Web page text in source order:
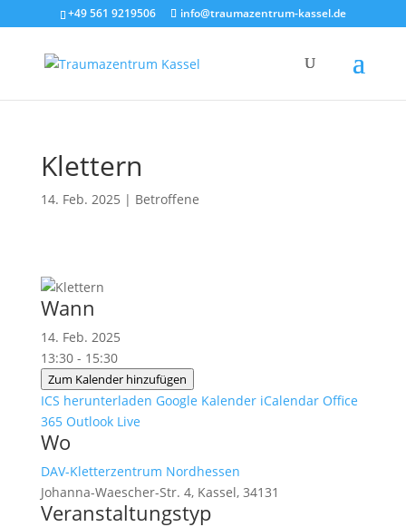
+49 561 9219506 info@traumazentrum-kassel.de
Klettern
14. Feb. 2025 | Betroffene
Wann
14. Feb. 2025
13:30 - 15:30
Zum Kalender hinzufügen
ICS herunterladen Google Kalender iCalendar Office
365 Outlook Live
Wo
DAV-Kletterzentrum Nordhessen
Johanna-Waescher-Str. 4, Kassel, 34131
Veranstaltungstyp